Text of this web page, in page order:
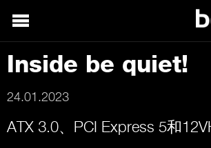
Inside be quiet!
24.01.2023
ATX 3.0、PCI Express 5和